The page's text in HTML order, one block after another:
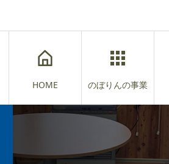
HOME のぼりんの事業